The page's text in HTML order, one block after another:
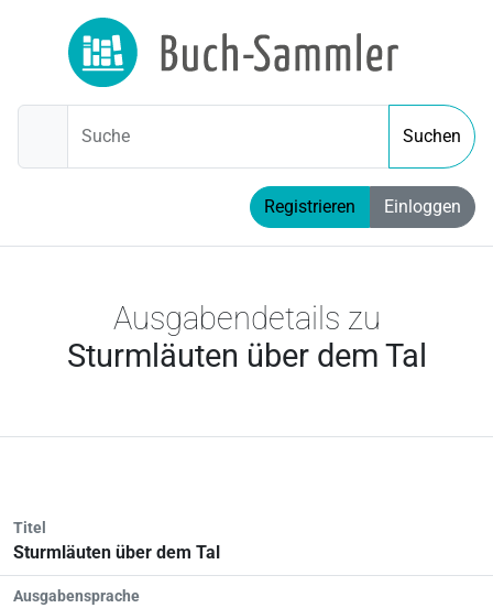
Suche Suchen
Registrieren Einloggen
Ausgabendetails zu
Sturmläuten über dem Tal
Titel
Sturmläuten über dem Tal
Ausgabensprache